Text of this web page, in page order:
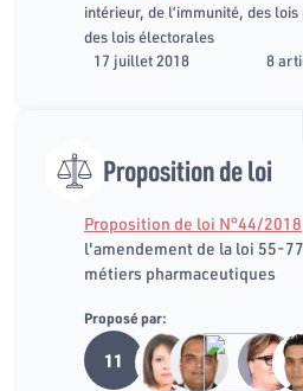
intérieur, de l’immunité, des
des lois électorales
17 juillet 2018
8
Proposition de loi
Proposition de loi N°44/2018
l'amendement de la loi 55-
métiers pharmaceutiques
Proposé par:
11